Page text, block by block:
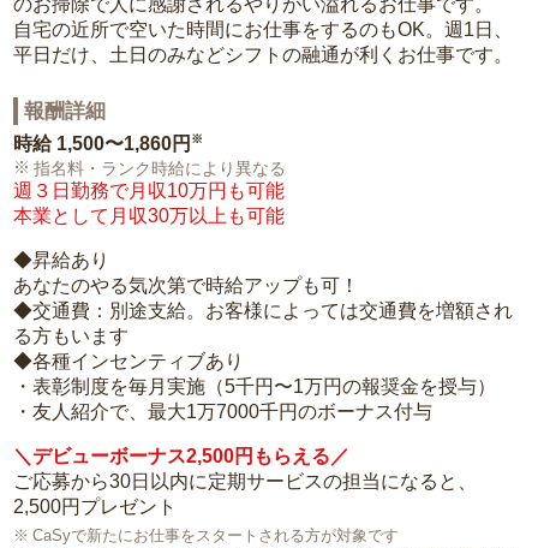
のお掃除で人に感謝されるやりがい溢れるお仕事です。
自宅の近所で空いた時間にお仕事をするのもOK。週1日、
平日だけ、土日のみなどシフトの融通が利くお仕事です。
報酬詳細
時給 1,500〜1,860円 ※
指名料・ランク時給により異なる
週３日勤務で月収10万円も可能
本業として月収30万以上も可能
◆昇給あり
あなたのやる気次第で時給アップも可！
◆交通費：別途支給。お客様によっては交通費を増額され
る方もいます
◆各種インセンティブあり
・表彰制度を毎月実施（5千円〜1万円の報奨金を授与）
・友人紹介で、最大1万7000千円のボーナス付与
＼デビューボーナス2,500円もらえる／
ご応募から30日以内に定期サービスの担当になると、
2,500円プレゼント
CaSyで新たにお仕事をスタートされる方が対象です